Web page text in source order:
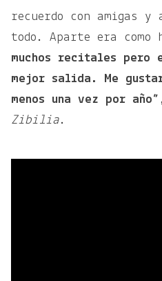
recuerdo con amigas y
todo. Aparte era como
muchos recitales pero
mejor salida. Me
menos una vez por año”
Zibilia.